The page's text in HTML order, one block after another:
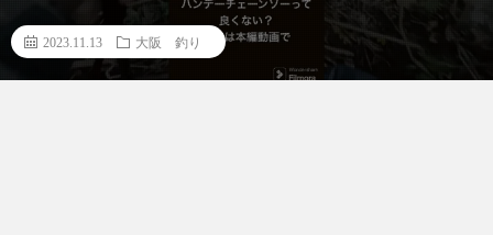
2023.11.13 大阪 釣り